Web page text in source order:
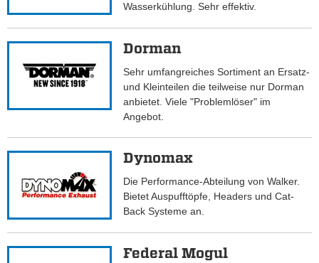
Wasserkühlung. Sehr effektiv.
Dorman
Sehr umfangreiches Sortiment an Ersatz-
und Kleinteilen die teilweise nur Dorman
anbietet. Viele "Problemlöser" im
Angebot.
Dynomax
Die Performance-Abteilung von Walker.
Bietet Auspufftöpfe, Headers und Cat-
Back Systeme an.
Federal Mogul